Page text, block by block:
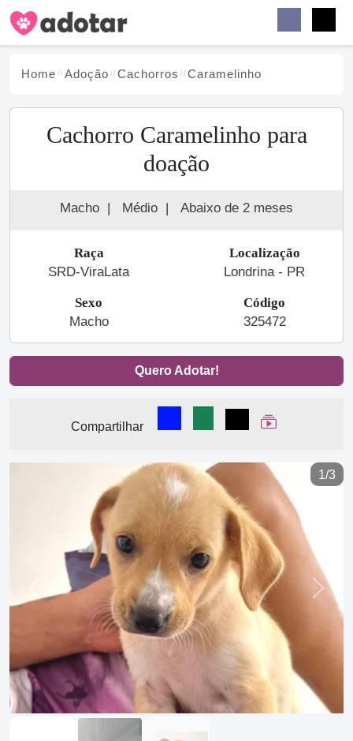
Home Adoção Cachorros Caramelinho
Cachorro Caramelinho para
doação
Macho | Médio | Abaixo de 2 meses
Raça
SRD-ViraLata
Localização
Londrina - PR
Sexo
Macho
Código
325472
Quero Adotar!
Compartilhar
Compartilhar no Facebook
Compartilhar no
Compartilhar
Ver Web Story
1/3
Previous Next